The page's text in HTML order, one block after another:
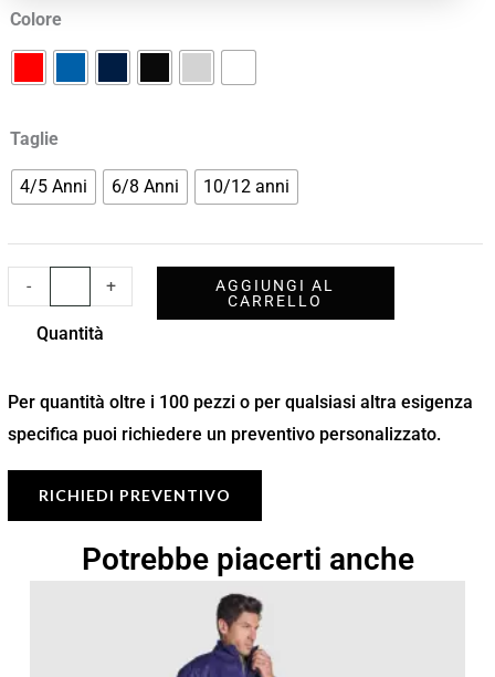
Colore
Taglie
4/5 Anni 6/8 Anni 10/12 anni
- +
AGGIUNGI AL
CARRELLO
Quantità
Per quantità oltre i 100 pezzi o per qualsiasi altra esigenza
specifica puoi richiedere un preventivo personalizzato.
RICHIEDI PREVENTIVO
Potrebbe piacerti anche